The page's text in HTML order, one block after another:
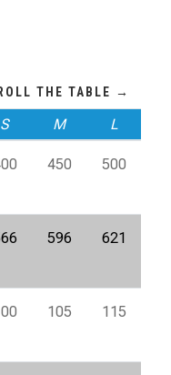
S M L
450 500
596 621
105 115